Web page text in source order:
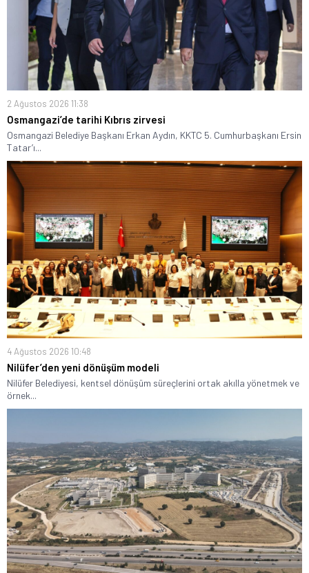
2 Ağustos 2026 11:38
Osmangazi’de tarihi Kıbrıs zirvesi
Osmangazi Belediye Başkanı Erkan Aydın, KKTC 5. Cumhurbaşkanı Ersin
Tatar’ı...
4 Ağustos 2026 10:48
Nilüfer’den yeni dönüşüm modeli
Nilüfer Belediyesi, kentsel dönüşüm süreçlerini ortak akılla yönetmek ve
örnek...